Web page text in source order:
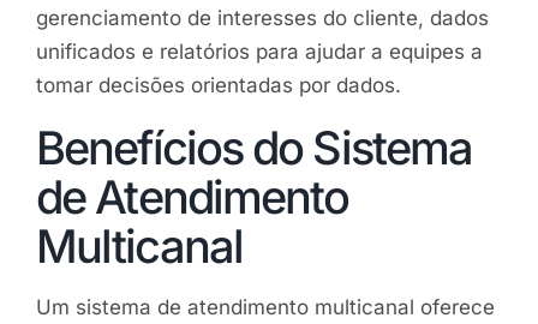
gerenciamento de interesses do cliente, dados
unificados e relatórios para ajudar a equipes a
tomar decisões orientadas por dados.
Benefícios do Sistema
de Atendimento
Multicanal
Um sistema de atendimento multicanal oferece